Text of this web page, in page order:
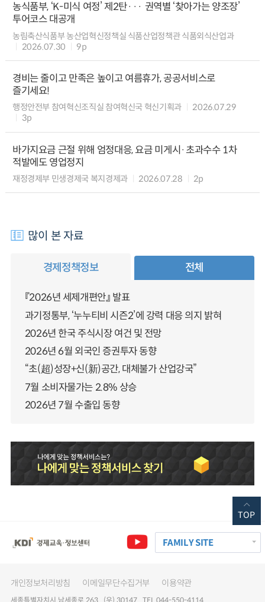
농식품부, ‘K-미식 여정’ 제2탄··· 권역별 ‘찾아가는 양조장’
투어코스 대공개
농림축산식품부 농산업혁신정책실 식품산업정책관 식품외식산업과
2026.07.30
9p
경비는 줄이고 만족은 높이고 여름휴가, 공공서비스로
즐기세요!
행정안전부 참여혁신조직실 참여혁신국 혁신기획과
2026.07.29
3p
바가지요금 근절 위해 엄정대응, 요금 미게시·초과수수 1차
적발에도 영업정지
재정경제부 민생경제국 복지경제과 2026.07.28 2p
많이 본 자료
경제정책정보 전체
『2026년 세제개편안』 발표
과기정통부, ‘누누티비 시즌2’에 강력 대응 의지 밝혀
2026년 한국 주식시장 여건 및 전망
2026년 6월 외국인 증권투자 동향
“초(超)성장+신(新)공간, 대체불가 산업강국”
7월 소비자물가는 2.8% 상승
2026년 7월 수출입 동향
FAMILY SITE
개인정보처리방침 이메일무단수집거부 이용약관
세종특별자치시 남세종로 263 (우) 30147 TEL 044-550-4114
TOP